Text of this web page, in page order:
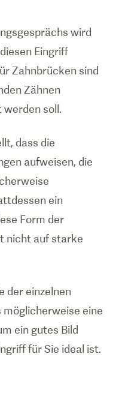
wird
Eingriff
Zahnbrücken sind
Zähnen
werden soll.
dass die
aufweisen, die
ein
Form der
nicht auf starke
der einzelnen
eine
ein gutes Bild
für Sie ideal ist.